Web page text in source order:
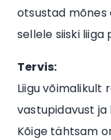
otsustad
sellele siiski liiga
Tervis:
Liigu võimalikult
vastupidavust
Kõige tähtsam